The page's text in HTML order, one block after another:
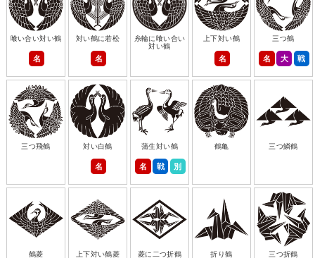
喰い合い対い鶴
名
対い鶴に若松
名
糸輪に喰い合い
対い鶴
上下対い鶴
名
三つ鶴
名 大 戦
三つ飛鶴 対い白鶴
名
蒲生対い鶴
名 戦 別
鶴亀 三つ鱗鶴
鶴菱 上下対い鶴菱 菱に二つ折鶴 折り鶴 三つ折鶴